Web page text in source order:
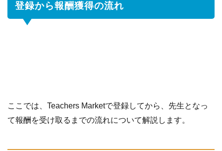
登録から報酬獲得の流れ
ここでは、Teachers Marketで登録してから、先生となっ
て報酬を受け取るまでの流れについて解説します。